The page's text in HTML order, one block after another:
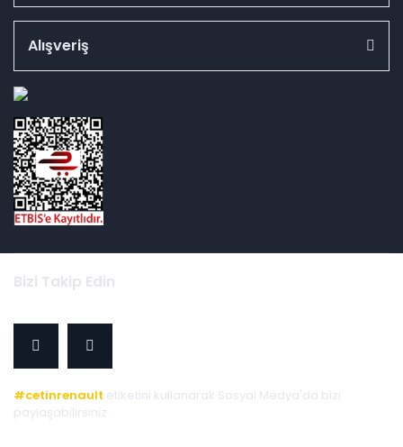
Alışveriş
Bizi Takip Edin
#cetinrenault etiketini kullanarak Sosyal Medya'da bizi
paylaşabilirsiniz.